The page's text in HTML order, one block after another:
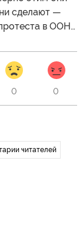
сделают —
в ООН…
0 0
читателей